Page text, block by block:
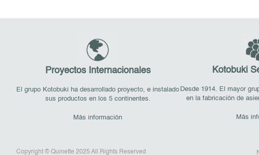
Proyectos Internacionales
El grupo Kotobuki ha desarrollado proyecto, e instalado
sus productos en los 5 continentes.
Más información
Kotobuki
Desde 1914. El mayor
en la fabricación de
Más
Copyright © Quinette 2025 All Rights Reserved